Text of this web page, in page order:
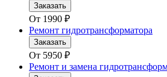
Заказать
От 1990 ₽
Ремонт гидротрансформатора
Заказать
От 5950 ₽
Ремонт и замена